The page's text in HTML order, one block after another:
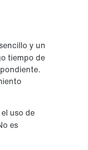
y un
tiempo de
uso de
es